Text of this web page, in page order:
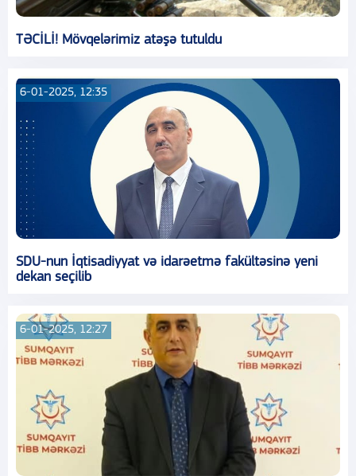
TƏCİLİ! Mövqelərimiz atəşə tutuldu
6-01-2025, 12:35
SDU-nun İqtisadiyyat və idarəetmə fakültəsinə yeni
dekan seçilib
6-01-2025, 12:27